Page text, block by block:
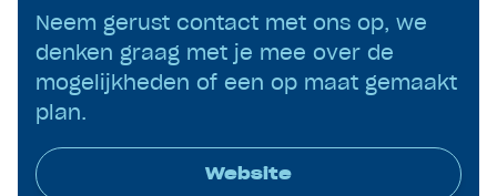
Neem gerust contact met ons op, we
denken graag met je mee over de
mogelijkheden of een op maat gemaakt
plan.
Website